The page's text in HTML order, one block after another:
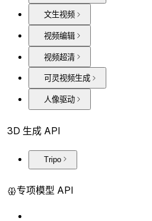
文生视频
视频编辑
视频超清
可灵视频生成
人像驱动
3D 生成 API
Tripo
专项模型 API